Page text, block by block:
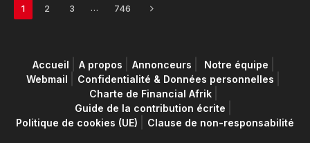
1 2 3 … 746 Next
Accueil A propos Annonceurs
Notre équipe
Webmail
Confidentialité & Données personnelles
Charte de Financial Afrik
Guide de la contribution écrite
Politique de cookies (UE)
Clause de non-responsabilité